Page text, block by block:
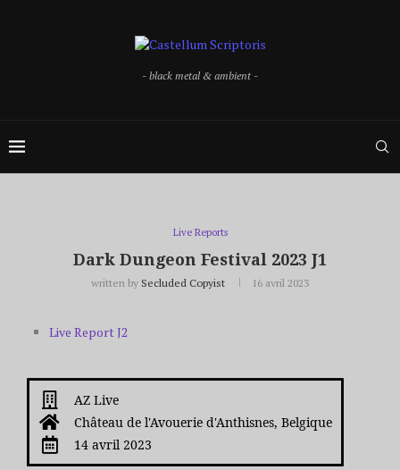
- black metal & ambient -
Live Reports
Dark Dungeon Festival 2023 J1
written by Secluded Copyist 16 avril 2023
Live Report J2
AZ Live
Château de l'Avouerie d'Anthisnes, Belgique
14 avril 2023